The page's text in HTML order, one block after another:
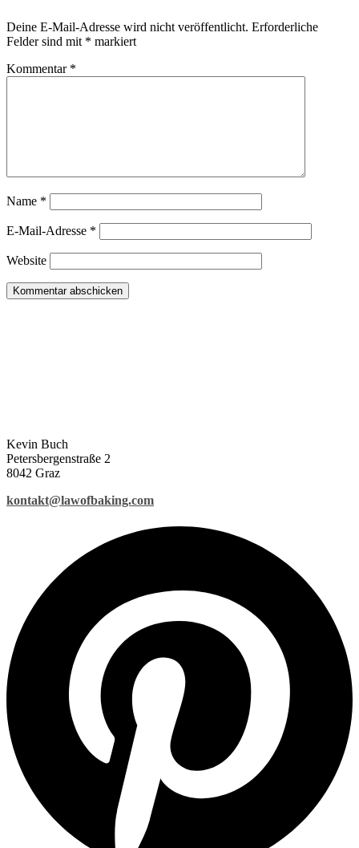
Deine E-Mail-Adresse wird nicht veröffentlicht. Erforderliche
Felder sind mit * markiert
Kommentar *
Name *
E-Mail-Adresse *
Website
Kevin Buch
Petersbergenstraße 2
8042 Graz
kontakt@lawofbaking.com